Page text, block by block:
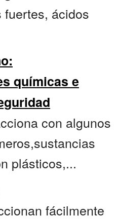
fuertes, ácidos
químicas e
con algunos
plásticos,...
fácilmente